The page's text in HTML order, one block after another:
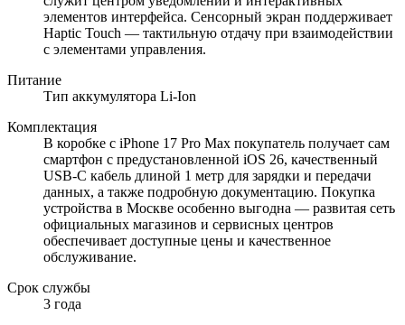
элементов интерфейса. Сенсорный экран поддерживает
Haptic Touch — тактильную отдачу при взаимодействии
с элементами управления.
Питание
Тип аккумулятора Li-Ion
Комплектация
В коробке с iPhone 17 Pro Max покупатель получает сам
смартфон с предустановленной iOS 26, качественный
USB‑C кабель длиной 1 метр для зарядки и передачи
данных, а также подробную документацию. Покупка
устройства в Москве особенно выгодна — развитая сеть
официальных магазинов и сервисных центров
обеспечивает доступные цены и качественное
обслуживание.
Срок службы
3 года